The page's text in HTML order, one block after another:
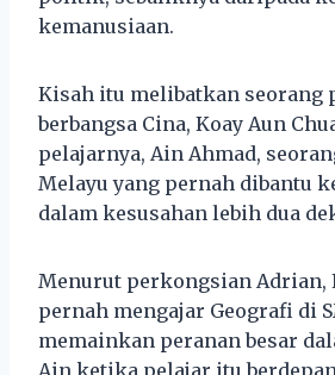
kemanusiaan.
Kisah itu melibatkan seorang
berbangsa Cina, Koay Aun
pelajarnya, Ain Ahmad,
Melayu yang pernah dibantu
dalam kesusahan lebih dua
Menurut perkongsian Adrian,
pernah mengajar Geografi di
memainkan peranan besar
Ain ketika pelajar itu